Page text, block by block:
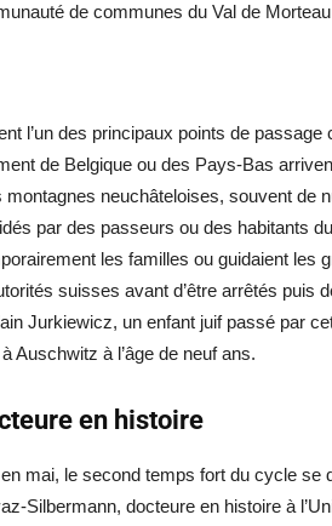
de communes du Val de
l’un des principaux points de passage
de Belgique ou des Pays-Bas
neuchâteloises, souvent de
par des passeurs ou des habitants
les familles ou guidaient les
suisses avant d’être arrêtés puis
Jurkiewicz, un enfant juif passé par
Auschwitz à l’âge de neuf ans.
en histoire
mai, le second temps fort du cycle se
Silbermann, docteure en histoire à